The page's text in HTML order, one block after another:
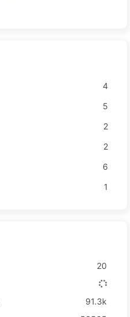
4
5
2
2
6
1
20
91.3k